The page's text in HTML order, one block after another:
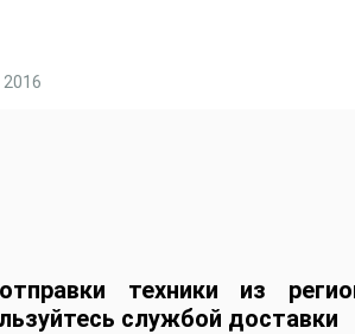
техники из
службой доставки